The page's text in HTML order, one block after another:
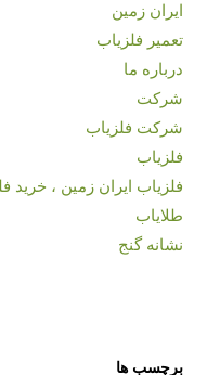
ایران زمین
تعمیر فلزیاب
درباره ما
شرکت
شرکت فلزیاب
فلزیاب
فلزیاب ایران زمین ، خرید
طلایاب
نشانه گنج
برچسب ها